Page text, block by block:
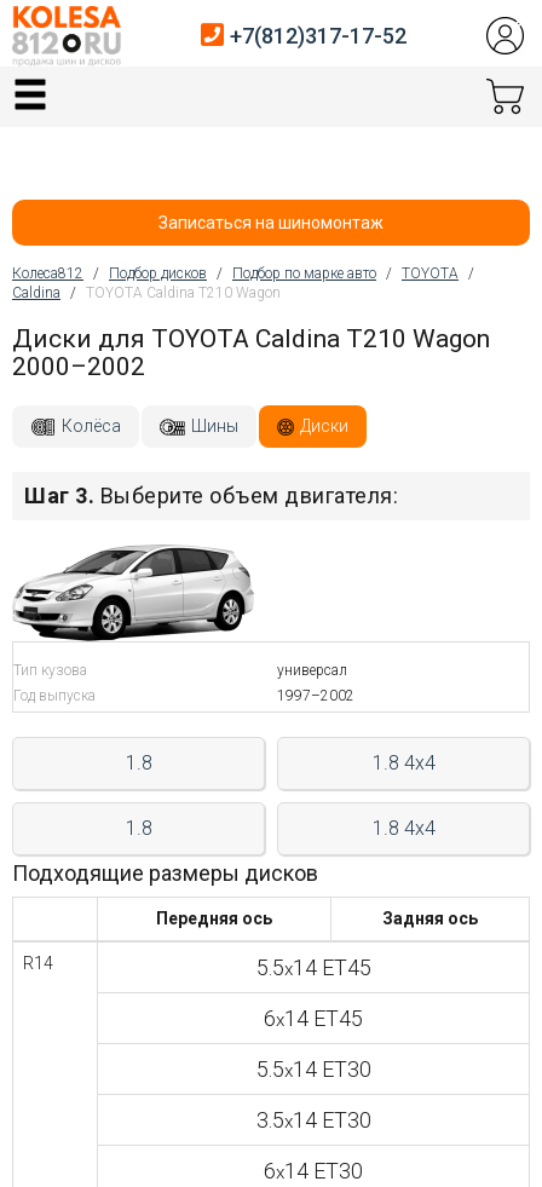
Главная
Автосервис
Услуги шиномонтажа
Хранение шин
Войти на сайт
+7(812)317-
17-
52
Пт:
до
21:00
C
9:00
+7(812)317-17-52
Записаться на шиномонтаж
Вы здесь
Колеса812 / Подбор дисков / Подбор по марке авто / TOYOTA /
Caldina
/ TOYOTA Caldina T210 Wagon
Диски для TOYOTA Caldina T210 Wagon
2000–2002
Колёса Шины Диски
Шаг 3. Выберите объем двигателя:
Тип кузова
универсал
Год выпуска
1997–2002
1.8 1.8 4x4
1.8 1.8 4x4
Подходящие размеры дисков
Передняя ось Задняя ось
R14 5.5x14 ET45
6x14 ET45
5.5x14 ET30
3.5x14 ET30
6x14 ET30